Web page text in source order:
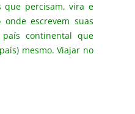
que percisam, vira e
escrevem suas
continental que
mesmo. Viajar no